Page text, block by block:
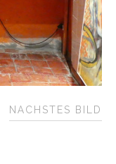
NÄCHSTES BILD